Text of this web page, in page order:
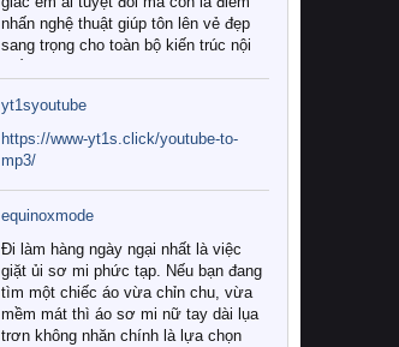
nhấn nghệ thuật giúp tôn lên vẻ đẹp
sang trọng cho toàn bộ kiến trúc nội
Tuy nhiên, giữa thị trường đa dạng
với vô vàn thương hiệu và mẫu mã
như hiện nay, làm thế nào để chọn
được những bộ chăn ga gối đệm cao
cấp thực sự chất lượng, phù hợp với
khí hậu và nhu cầu sử dụng của gia
đình? Hãy cùng chúng tôi đi tìm lời
giải đáp chi tiết qua bài viết dưới đây.
1. Tại sao các gia đình hiện đại lại ưa
chuộng chăn ga gối đệm cao cấp?
yt1syoutube
https://www-yt1s.click/youtube-to-
mp3/
equinoxmode
Đi làm hàng ngày ngại nhất là việc
giặt ủi sơ mi phức tạp. Nếu bạn đang
tìm một chiếc áo vừa chỉn chu, vừa
mềm mát thì áo sơ mi nữ tay dài lụa
trơn không nhăn chính là lựa chọn